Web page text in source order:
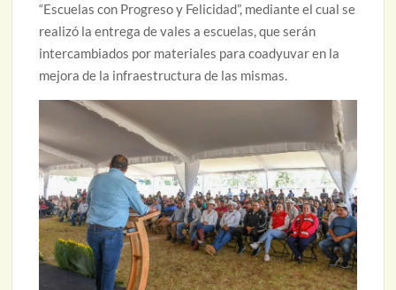
“Escuelas con Progreso y Felicidad”, mediante el cual se
realizó la entrega de vales a escuelas, que serán
intercambiados por materiales para coadyuvar en la
mejora de la infraestructura de las mismas.